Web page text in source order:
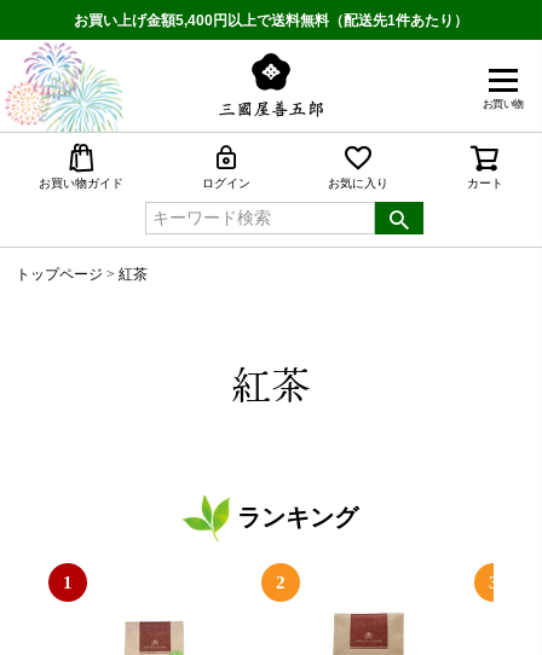
お買い上げ金額5,400円以上で送料無料（配送先1件あたり）
お買い物
お買い物ガイド ログイン お気に入り カート
トップページ 紅茶
紅茶
ランキング
1 2 3